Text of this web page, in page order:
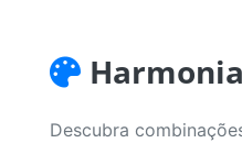
Descubra